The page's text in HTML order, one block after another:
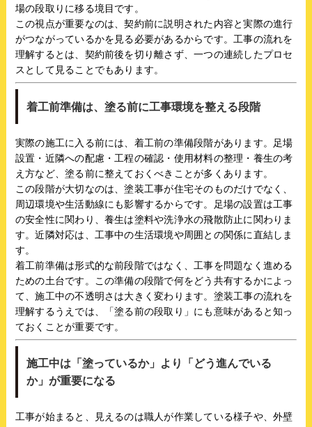
場の段取りに移る境目です。
この視点が重要なのは、契約前に説明された内容と実際の進行
がつながっているかを見る必要があるからです。工事の流れを
理解するとは、契約前後を切り離さず、一つの連続したプロセ
スとして見ることでもあります。
着工前準備は、塗る前に工事環境を整える段階
実際の施工に入る前には、着工前の準備段階があります。足場
設置・近隣への配慮・工程の確認・使用材料の整理・養生の考
え方など、塗る前に整えておくべきことが多くあります。
この段階が大切なのは、塗装工事が住宅そのものだけでなく、
周辺環境や生活動線にも影響するからです。足場の設置は工事
の安全性に関わり、養生は塗料や洗浄水の飛散防止に関わりま
す。近隣対応は、工事中の生活環境や周囲との関係に直結しま
す。
着工前準備は形式的な前段階ではなく、工事を問題なく進める
ための土台です。この準備の段階で何をどう共有するかによっ
て、施工中の不透明さは大きく変わります。塗装工事の流れを
理解するうえでは、「塗る前の段取り」にも意味があると知っ
ておくことが重要です。
施工中は「塗っているか」より「どう進んでいる
か」が重要になる
工事が始まると、見えるのは職人が作業している様子や、外壁